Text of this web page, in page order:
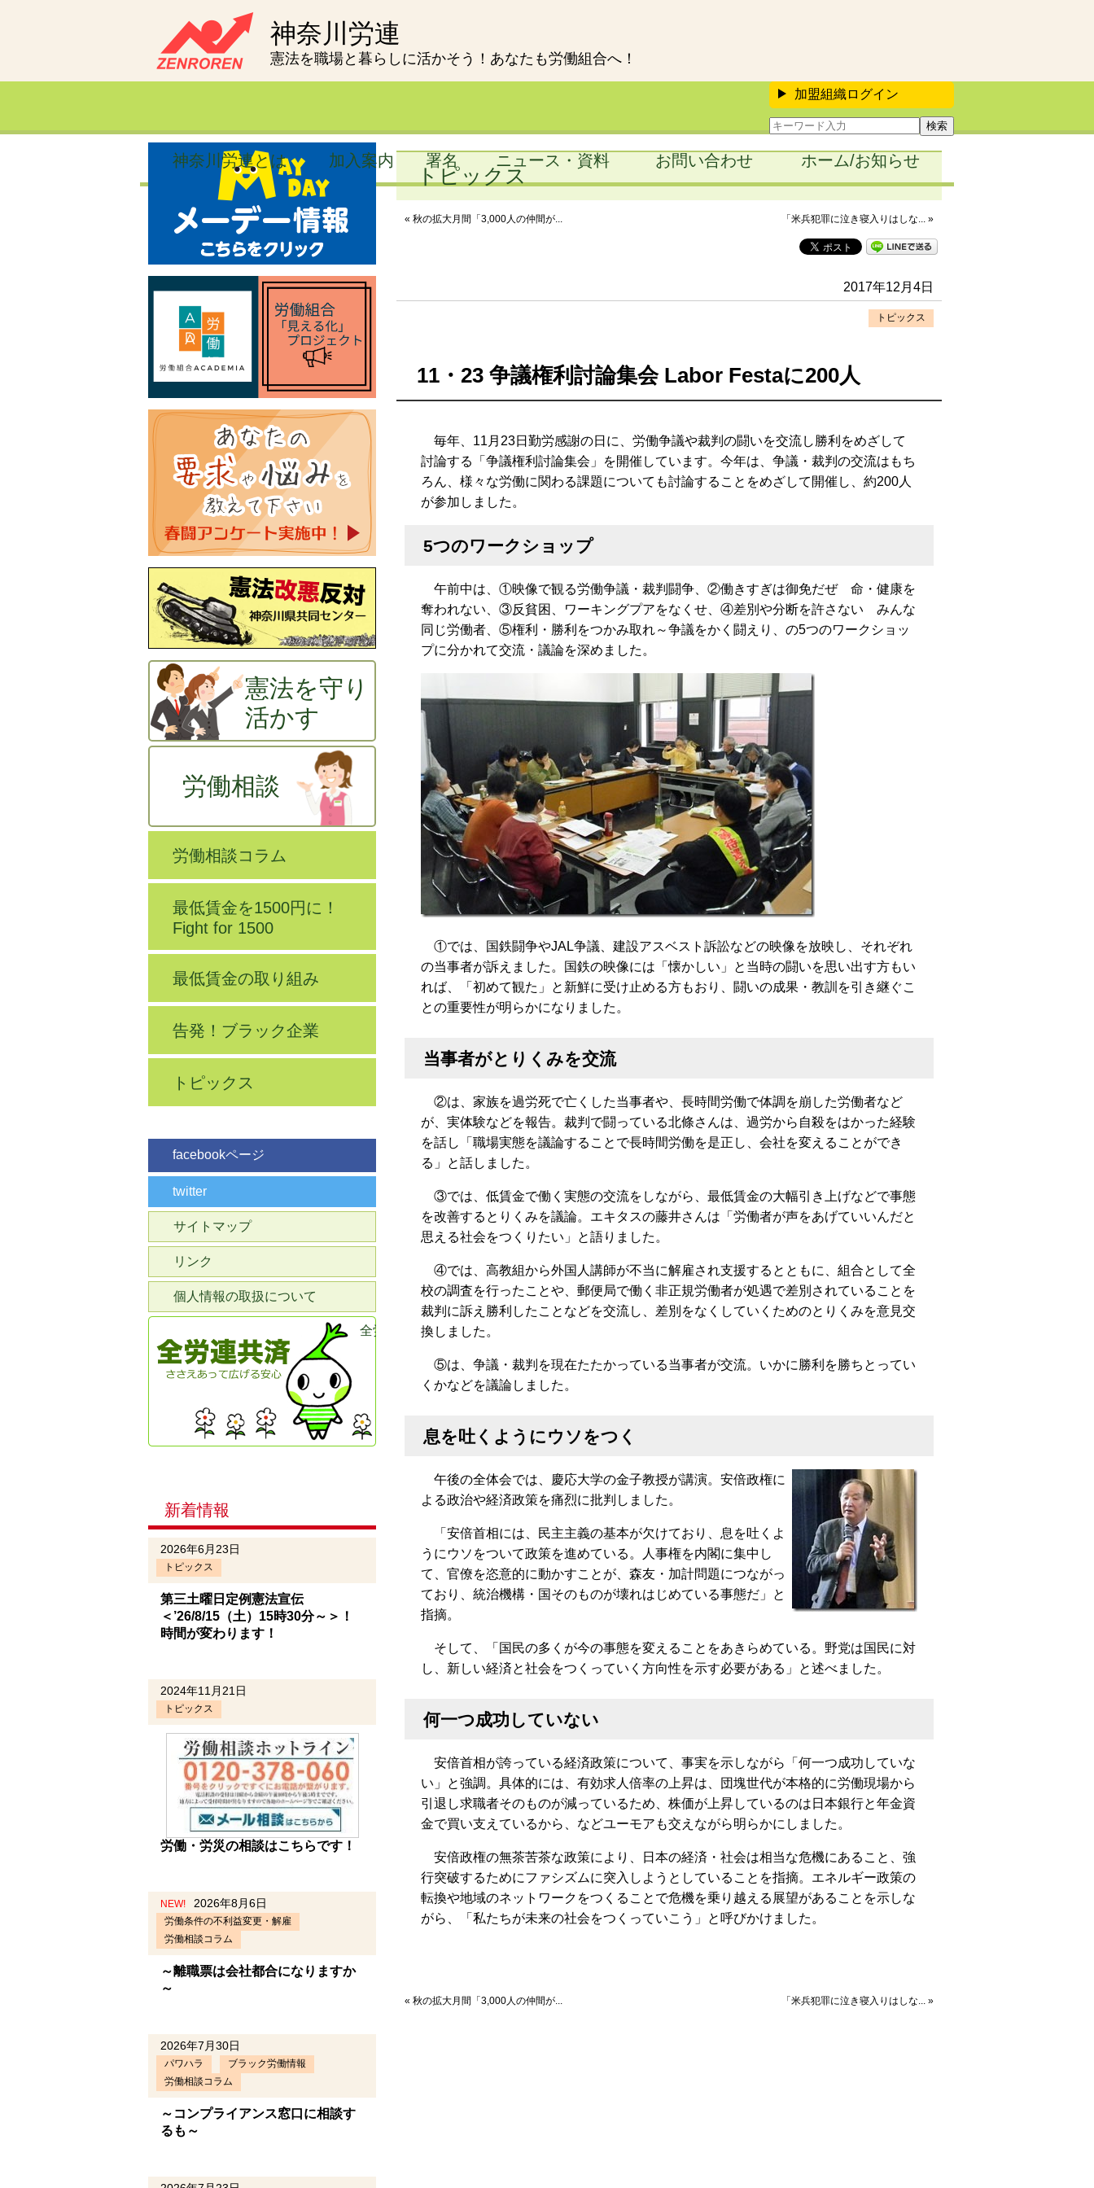
神奈川労連
憲法を職場と暮らしに活かそう！あなたも労働組合へ！
加盟組織ログイン
神奈川労連とは 加入案内 署名 ニュース・資料 お問い合わせ ホーム/お知らせ
トピックス
« 秋の拡大月間「3,000人の仲間が... 「米兵犯罪に泣き寝入りはしな... »
2017年12月4日
トピックス
11・23 争議権利討論集会 Labor Festaに200人
毎年、11月23日勤労感謝の日に、労働争議や裁判の闘いを交流し勝利をめざして
討論する「争議権利討論集会」を開催しています。今年は、争議・裁判の交流はもち
ろん、様々な労働に関わる課題についても討論することをめざして開催し、約200人
が参加しました。
5つのワークショップ
午前中は、①映像で観る労働争議・裁判闘争、②働きすぎは御免だぜ 命・健康を
奪われない、③反貧困、ワーキングプアをなくせ、④差別や分断を許さない みんな
同じ労働者、⑤権利・勝利をつかみ取れ～争議をかく闘えり、の5つのワークショッ
プに分かれて交流・議論を深めました。
①では、国鉄闘争やJAL争議、建設アスベスト訴訟などの映像を放映し、それぞれ
の当事者が訴えました。国鉄の映像には「懐かしい」と当時の闘いを思い出す方もい
れば、「初めて観た」と新鮮に受け止める方もおり、闘いの成果・教訓を引き継ぐこ
との重要性が明らかになりました。
当事者がとりくみを交流
②は、家族を過労死で亡くした当事者や、長時間労働で体調を崩した労働者など
が、実体験などを報告。裁判で闘っている北條さんは、過労から自殺をはかった経験
を話し「職場実態を議論することで長時間労働を是正し、会社を変えることができ
る」と話しました。
③では、低賃金で働く実態の交流をしながら、最低賃金の大幅引き上げなどで事態
を改善するとりくみを議論。エキタスの藤井さんは「労働者が声をあげていいんだと
思える社会をつくりたい」と語りました。
④では、高教組から外国人講師が不当に解雇され支援するとともに、組合として全
校の調査を行ったことや、郵便局で働く非正規労働者が処遇で差別されていることを
裁判に訴え勝利したことなどを交流し、差別をなくしていくためのとりくみを意見交
換しました。
⑤は、争議・裁判を現在たたかっている当事者が交流。いかに勝利を勝ちとってい
くかなどを議論しました。
息を吐くようにウソをつく
午後の全体会では、慶応大学の金子教授が講演。安倍政権に
よる政治や経済政策を痛烈に批判しました。
「安倍首相には、民主主義の基本が欠けており、息を吐くよ
うにウソをついて政策を進めている。人事権を内閣に集中し
て、官僚を恣意的に動かすことが、森友・加計問題につながっ
ており、統治機構・国そのものが壊れはじめている事態だ」と
指摘。
そして、「国民の多くが今の事態を変えることをあきらめている。野党は国民に対
し、新しい経済と社会をつくっていく方向性を示す必要がある」と述べました。
何一つ成功していない
安倍首相が誇っている経済政策について、事実を示しながら「何一つ成功していな
い」と強調。具体的には、有効求人倍率の上昇は、団塊世代が本格的に労働現場から
引退し求職者そのものが減っているため、株価が上昇しているのは日本銀行と年金資
金で買い支えているから、などユーモアも交えながら明らかにしました。
安倍政権の無茶苦茶な政策により、日本の経済・社会は相当な危機にあること、強
行突破するためにファシズムに突入しようとしていることを指摘。エネルギー政策の
転換や地域のネットワークをつくることで危機を乗り越える展望があることを示しな
がら、「私たちが未来の社会をつくっていこう」と呼びかけました。
« 秋の拡大月間「3,000人の仲間が... 「米兵犯罪に泣き寝入りはしな... »
憲法を守り
活かす
労働相談
労働相談コラム
最低賃金を1500円に！
Fight for 1500
最低賃金の取り組み
告発！ブラック企業
トピックス
facebookページ
twitter
サイトマップ
リンク
個人情報の取扱について
全労連共済
新着情報
2026年6月23日
トピックス
第三土曜日定例憲法宣伝
＜’26/8/15（土）15時30分～＞！
時間が変わります！
2024年11月21日
トピックス
労働・労災の相談はこちらです！
NEW! 2026年8月6日
労働条件の不利益変更・解雇
労働相談コラム
～離職票は会社都合になりますか
～
2026年7月30日
パワハラ
ブラック労働情報
労働相談コラム
～コンプライアンス窓口に相談す
るも～